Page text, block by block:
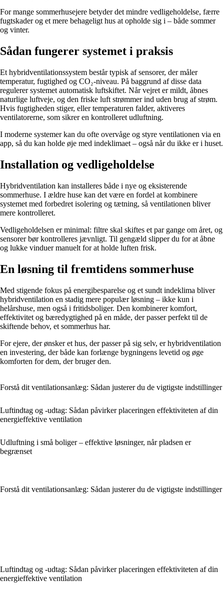
For mange sommerhusejere betyder det mindre vedligeholdelse, færre
fugtskader og et mere behageligt hus at opholde sig i – både sommer
og vinter.
Sådan fungerer systemet i praksis
Et hybridventilationssystem består typisk af sensorer, der måler
temperatur, fugtighed og CO₂-niveau. På baggrund af disse data
regulerer systemet automatisk luftskiftet. Når vejret er mildt, åbnes
naturlige luftveje, og den friske luft strømmer ind uden brug af strøm.
Hvis fugtigheden stiger, eller temperaturen falder, aktiveres
ventilatorerne, som sikrer en kontrolleret udluftning.
I moderne systemer kan du ofte overvåge og styre ventilationen via en
app, så du kan holde øje med indeklimaet – også når du ikke er i huset.
Installation og vedligeholdelse
Hybridventilation kan installeres både i nye og eksisterende
sommerhuse. I ældre huse kan det være en fordel at kombinere
systemet med forbedret isolering og tætning, så ventilationen bliver
mere kontrolleret.
Vedligeholdelsen er minimal: filtre skal skiftes et par gange om året, og
sensorer bør kontrolleres jævnligt. Til gengæld slipper du for at åbne
og lukke vinduer manuelt for at holde luften frisk.
En løsning til fremtidens sommerhuse
Med stigende fokus på energibesparelse og et sundt indeklima bliver
hybridventilation en stadig mere populær løsning – ikke kun i
helårshuse, men også i fritidsboliger. Den kombinerer komfort,
effektivitet og bæredygtighed på en måde, der passer perfekt til de
skiftende behov, et sommerhus har.
For ejere, der ønsker et hus, der passer på sig selv, er hybridventilation
en investering, der både kan forlænge bygningens levetid og øge
komforten for dem, der bruger den.
Forstå dit ventilationsanlæg: Sådan justerer du de vigtigste indstillinger
Luftindtag og -udtag: Sådan påvirker placeringen effektiviteten af din
energieffektive ventilation
Udluftning i små boliger – effektive løsninger, når pladsen er
begrænset
Forstå dit ventilationsanlæg: Sådan justerer du de vigtigste indstillinger
Luftindtag og -udtag: Sådan påvirker placeringen effektiviteten af din
energieffektive ventilation